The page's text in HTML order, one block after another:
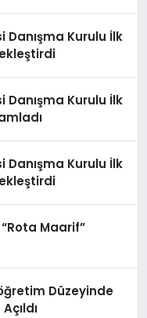
Danışma Kurulu İlk
Danışma Kurulu İlk
Danışma Kurulu İlk
Maarif”
Düzeyinde